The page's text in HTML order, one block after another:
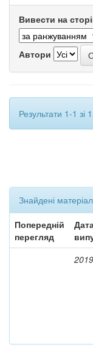
Вивести на
Автори
Результати 1-1 зі
Знайдені
Попередній
перегляд
2019